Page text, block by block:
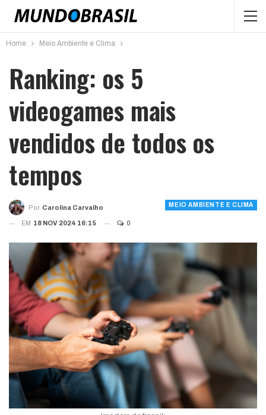
Home Meio Ambiente e Clima
Ranking: os 5
videogames mais
vendidos de todos os
tempos
MEIO AMBIENTE E CLIMA
Por Carolina Carvalho
EM 18 NOV 2024 16:15 0